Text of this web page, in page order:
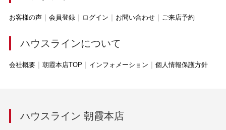
お客様の声 会員登録 ログイン お問い合わせ ご来店予約
ハウスラインについて
会社概要 朝霞本店TOP インフォメーション 個人情報保護方針
ハウスライン 朝霞本店